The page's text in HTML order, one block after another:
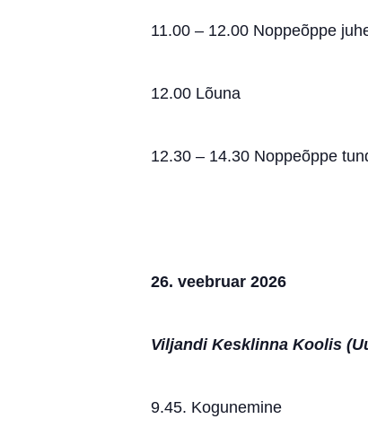
11.00 – 12.00 Noppeõppe
12.00 Lõuna
12.30 – 14.30 Noppeõppe
26. veebruar 2026
Viljandi Kesklinna Koolis
9.45. Kogunemine